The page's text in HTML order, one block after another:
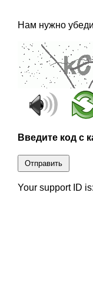
Нам нужно
Введите код с
Отправить
Your support ID